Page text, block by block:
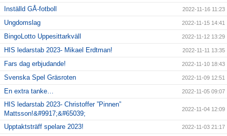
Inställd GÅ-fotboll 2022-11-16 11:23
Ungdomslag 2022-11-15 14:41
BingoLotto Uppesittarkväll 2022-11-12 13:29
HIS ledarstab 2023- Mikael Erdtman! 2022-11-11 13:35
Fars dag erbjudande! 2022-11-10 18:43
Svenska Spel Gräsroten 2022-11-09 12:51
En extra tanke… 2022-11-05 09:07
HIS ledarstab 2023- Christoffer ”Pinnen”
Mattsson!&#9917;&#65039;
2022-11-04 12:09
Upptaktsträff spelare 2023! 2022-11-03 21:17